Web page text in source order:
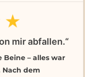
mir abfallen.“
Beine – alles war
dem